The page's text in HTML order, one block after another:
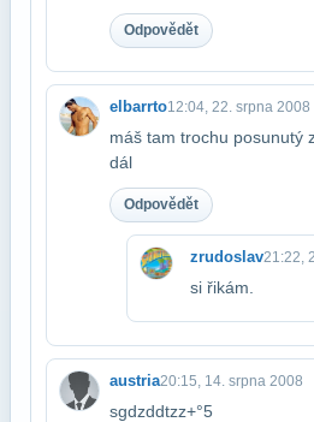
Odpovědět
elbarrto12:04, 22. srpna 2008
máš tam trochu posunutý
dál
Odpovědět
zrudoslav21:22,
si řikám.
austria20:15, 14. srpna 2008
sgdzddtzz+°5